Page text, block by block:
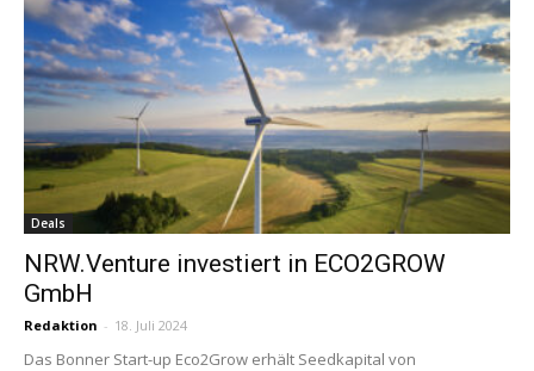
Deals
NRW.Venture investiert in ECO2GROW
GmbH ­
Redaktion - 18. Juli 2024
Das Bonner Start-up Eco2Grow erhält Seedkapital von